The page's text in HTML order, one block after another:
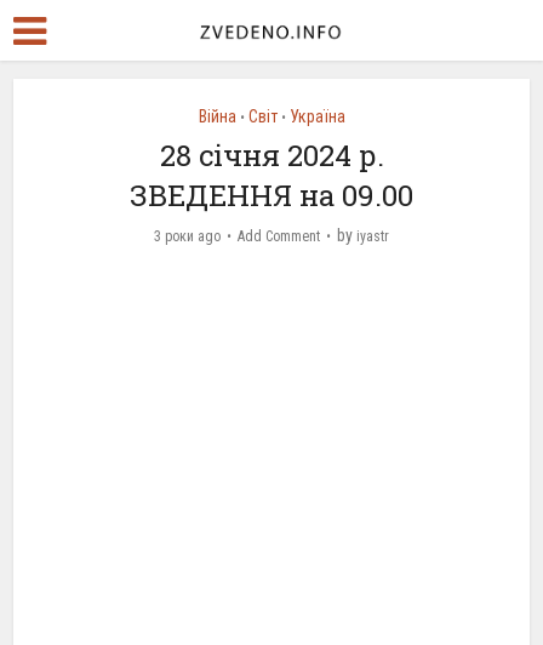
Війна • Світ • Україна
28 січня 2024 р.
ЗВЕДЕННЯ на 09.00
3 роки ago Add Comment by iyastr